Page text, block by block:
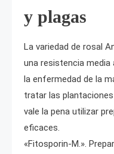
y plagas
La variedad de rosal
una resistencia
la enfermedad de la
tratar las
vale la pena utilizar
eficaces.
«Fitosporin-M.».